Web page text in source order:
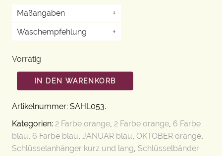
Maßangaben
+
Waschempfehlung
+
Vorrätig
IN DEN WARENKORB
Artikelnummer: SAHL053.
Kategorien: 2 Farbe orange 2 Farbe orange 6 Farbe
blau 6 Farbe blau JANUAR blau OKTOBER orange
Schlüsselanhänger kurz und lang Schlüsselbänder